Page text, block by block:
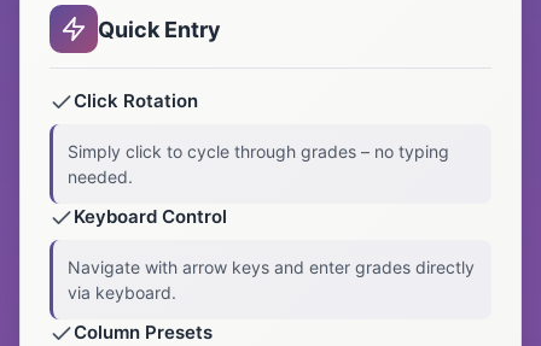
Quick Entry
Click Rotation
Simply click to cycle through grades – no typing
needed.
Keyboard Control
Navigate with arrow keys and enter grades directly
via keyboard.
Column Presets